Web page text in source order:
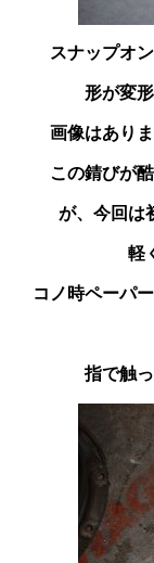
スナップオ
形が変
画像はあり
この錆びが
が、今回は
軽
コノ時ペーパ
指で触